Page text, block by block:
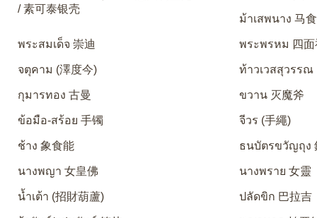
/ 素可泰银壳
ม้าเสพนาง 马
พระสมเด็จ 崇迪 พระพรหม 四面
จตุคาม (澤度今) ท้าวเวสสุวรรณ
กุมารทอง 古曼 ขวาน 灭魔斧
ข้อมือ-สร้อย 手镯 จีวร (手繩)
ช้าง 象食能 ธนบัตรขวัญถุง
นางพญา 女皇佛 นางพราย 女靈
น้ำเต้า (招財葫蘆) ปลัดขิก 巴拉吉